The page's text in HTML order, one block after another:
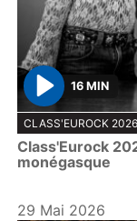
P
l
a
y
16 MIN
CLASS'EUROCK 2026
Class'Eurock
monégasque
29 Mai 2026